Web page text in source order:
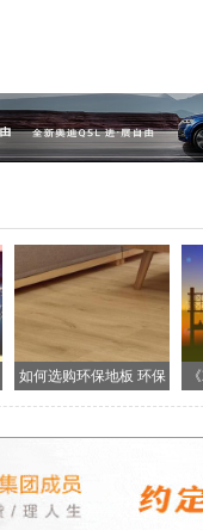
如何选购环保地板 环保
地